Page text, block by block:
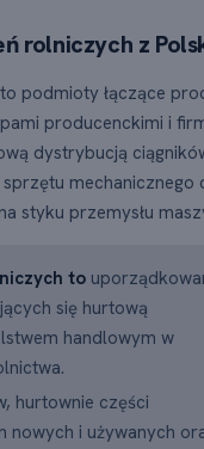
rolniczych z
podmioty łączące
producenckimi i
dystrybucją
styku przemysłu
to
się hurtową
handlowym w
hurtownie części
nowych i używanych